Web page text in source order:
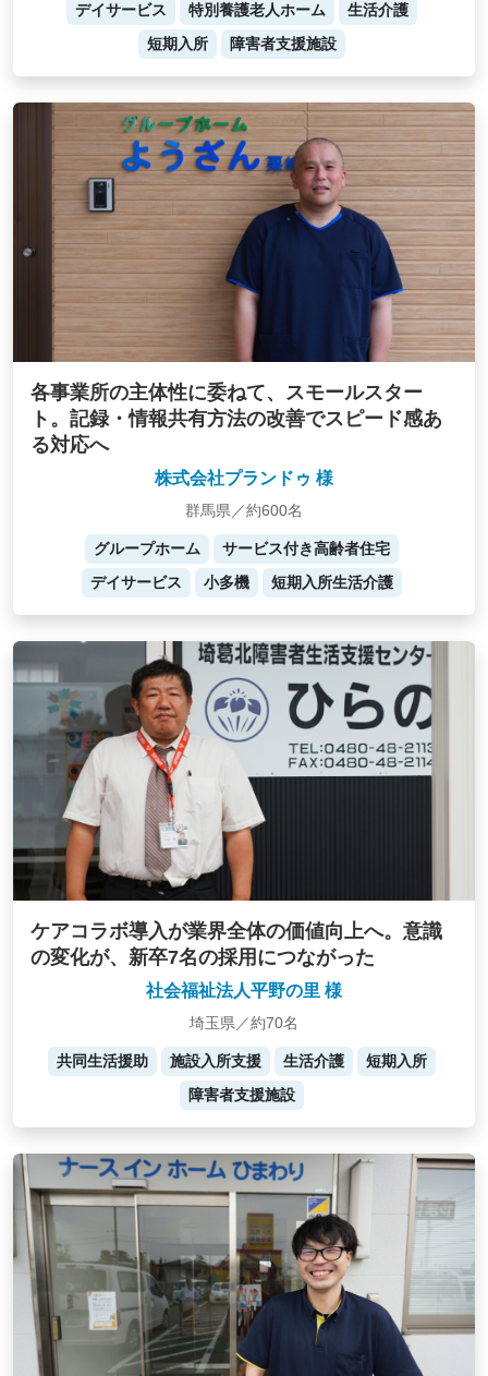
デイサービス 特別養護老人ホーム
生活介護
短期入所
障害者支援施設
各事業所の主体性に委ねて、スモールスター
ト。記録・情報共有方法の改善でスピード感あ
る対応へ
株式会社プランドゥ 様
群馬県／約600名
グループホーム
サービス付き高齢者住宅
デイサービス
小多機 短期入所生活介護
ケアコラボ導入が業界全体の価値向上へ。意識
の変化が、新卒7名の採用につながった
社会福祉法人平野の里 様
埼玉県／約70名
共同生活援助 施設入所支援 生活介護
短期入所
障害者支援施設